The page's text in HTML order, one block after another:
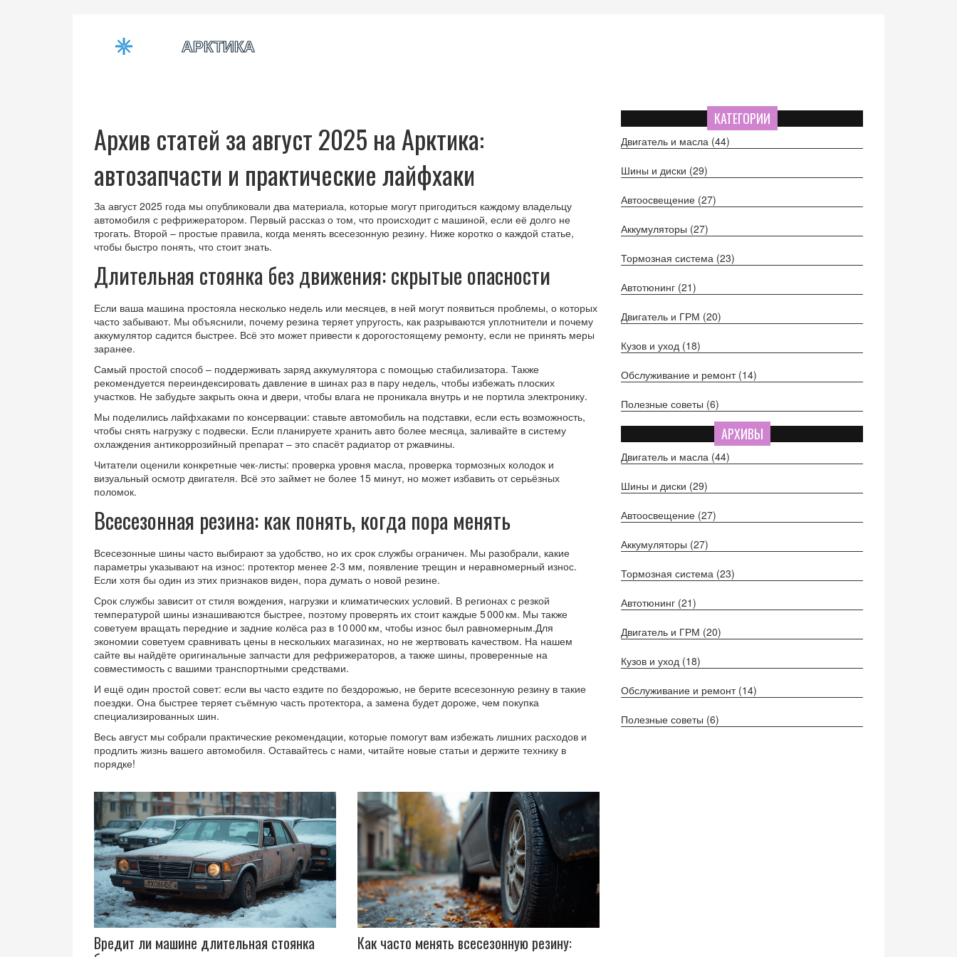
Архив статей за август 2025 на Арктика:
автозапчасти и практические лайфхаки
За август 2025 года мы опубликовали два материала, которые могут пригодиться каждому владельцу
автомобиля с рефрижератором. Первый рассказ о том, что происходит с машиной, если её долго не
трогать. Второй – простые правила, когда менять всесезонную резину. Ниже коротко о каждой статье,
чтобы быстро понять, что стоит знать.
Длительная стоянка без движения: скрытые опасности
Если ваша машина простояла несколько недель или месяцев, в ней могут появиться проблемы, о которых
часто забывают. Мы объяснили, почему резина теряет упругость, как разрываются уплотнители и почему
аккумулятор садится быстрее. Всё это может привести к дорогостоящему ремонту, если не принять меры
заранее.
Самый простой способ – поддерживать заряд аккумулятора с помощью стабилизатора. Также
рекомендуется переиндексировать давление в шинах раз в пару недель, чтобы избежать плоских
участков. Не забудьте закрыть окна и двери, чтобы влага не проникала внутрь и не портила электронику.
Мы поделились лайфхаками по консервации: ставьте автомобиль на подставки, если есть возможность,
чтобы снять нагрузку с подвески. Если планируете хранить авто более месяца, заливайте в систему
охлаждения антикоррозийный препарат – это спасёт радиатор от ржавчины.
Читатели оценили конкретные чек‑листы: проверка уровня масла, проверка тормозных колодок и
визуальный осмотр двигателя. Всё это займет не более 15 минут, но может избавить от серьёзных
поломок.
Всесезонная резина: как понять, когда пора менять
Всесезонные шины часто выбирают за удобство, но их срок службы ограничен. Мы разобрали, какие
параметры указывают на износ: протектор менее 2‑3 мм, появление трещин и неравномерный износ.
Если хотя бы один из этих признаков виден, пора думать о новой резине.
Срок службы зависит от стиля вождения, нагрузки и климатических условий. В регионах с резкой
температурой шины изнашиваются быстрее, поэтому проверять их стоит каждые 5 000 км. Мы также
советуем вращать передние и задние колёса раз в 10 000 км, чтобы износ был равномерным.Для
экономии советуем сравнивать цены в нескольких магазинах, но не жертвовать качеством. На нашем
сайте вы найдёте оригинальные запчасти для рефрижераторов, а также шины, проверенные на
совместимость с вашими транспортными средствами.
И ещё один простой совет: если вы часто ездите по бездорожью, не берите всесезонную резину в такие
поездки. Она быстрее теряет съёмную часть протектора, а замена будет дороже, чем покупка
специализированных шин.
Весь август мы собрали практические рекомендации, которые помогут вам избежать лишних расходов и
продлить жизнь вашего автомобиля. Оставайтесь с нами, читайте новые статьи и держите технику в
порядке!
Вредит ли машине длительная стоянка Как часто менять всесезонную резину:
КАТЕГОРИИ
Двигатель и масла (44)
Шины и диски (29)
Автоосвещение (27)
Аккумуляторы (27)
Тормозная система (23)
Автотюнинг (21)
Двигатель и ГРМ (20)
Кузов и уход (18)
Обслуживание и ремонт (14)
Полезные советы (6)
АРХИВЫ
Двигатель и масла (44)
Шины и диски (29)
Автоосвещение (27)
Аккумуляторы (27)
Тормозная система (23)
Автотюнинг (21)
Двигатель и ГРМ (20)
Кузов и уход (18)
Обслуживание и ремонт (14)
Полезные советы (6)